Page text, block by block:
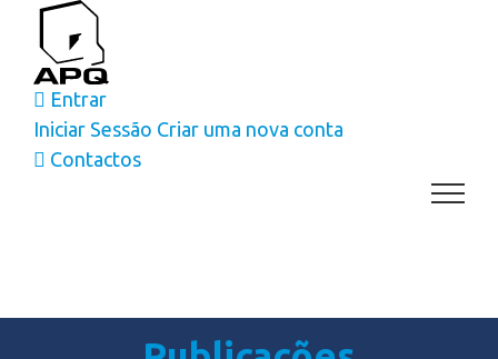
content
Entrar
Iniciar Sessão Criar uma nova conta
Contactos